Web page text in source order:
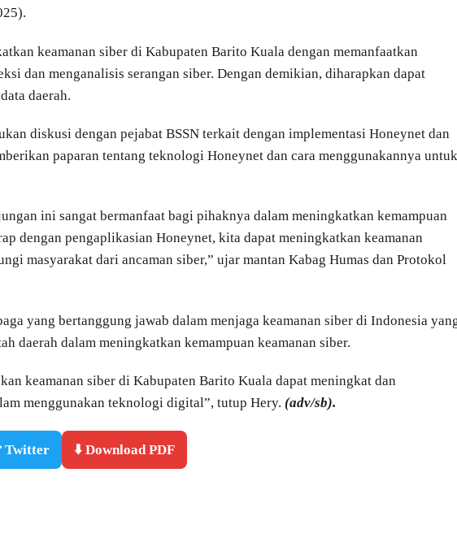
keamanan siber di Kabupaten Barito Kuala dengan memanfaatkan
dan menganalisis serangan siber. Dengan demikian, diharapkan dapat
daerah.
diskusi dengan pejabat BSSN terkait dengan implementasi Honeynet dan
paparan tentang teknologi Honeynet dan cara menggunakannya untuk
ini sangat bermanfaat bagi pihaknya dalam meningkatkan kemampuan
dengan pengaplikasian Honeynet, kita dapat meningkatkan keamanan
masyarakat dari ancaman siber,” ujar mantan Kabag Humas dan Protokol
yang bertanggung jawab dalam menjaga keamanan siber di Indonesia
daerah dalam meningkatkan kemampuan keamanan siber.
keamanan siber di Kabupaten Barito Kuala dapat meningkat dan
menggunakan teknologi digital”, tutup Hery. (adv/sb).
Twitter
⬇️ Download PDF